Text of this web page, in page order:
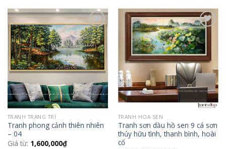
Add to
Wishlist
TRANH TRANG TRÍ
Tranh phong cảnh thiên nhiên
– 04
Giá từ: 1,600,000₫
Add to
Wishlist
TRANH HOA SEN
Tranh sơn dầu hồ sen 9 cá sơn
thủy hữu tình, thanh bình, hoài
cổ